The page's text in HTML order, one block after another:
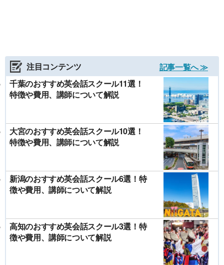
注目コンテンツ
記事一覧へ ≫
千葉のおすすめ英会話スクール11選！
特徴や費用、講師について解説
大宮のおすすめ英会話スクール10選！
特徴や費用、講師について解説
新潟のおすすめ英会話スクール6選！特
徴や費用、講師について解説
高知のおすすめ英会話スクール3選！特
徴や費用、講師について解説